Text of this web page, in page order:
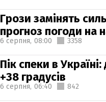
Грози замінять
прогноз погоди на
6 серпня, 08:00 3358
Пік спеки в
+38 градусів
6 серпня, 06:40 842